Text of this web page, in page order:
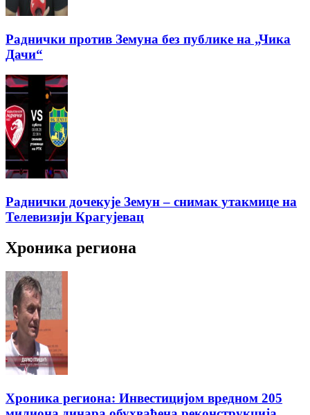
Раднички против Земуна без публике на „Чика
Дачи“
Раднички дочекује Земун – снимак утакмице на
Телевизији Крагујевац
Хроника региона
Хроника региона: Инвестицијом вредном 205